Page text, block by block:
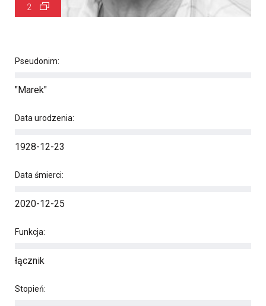
2
Pseudonim:
"Marek"
Data urodzenia:
1928-12-23
Data śmierci:
2020-12-25
Funkcja:
łącznik
Stopień: